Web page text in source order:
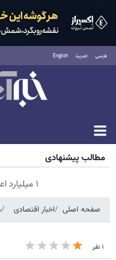
فارسی العربية English
جمعه ۱۶ مرداد ۱۴۰۵
مطالب پیشنهادی
۱ میلیارد اعتبار خرید طلا | بدون ضامن و چک
صفحه اصلی اخبار اقتصادی
۱ نفر